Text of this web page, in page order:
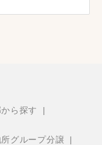
ら探す
グループ分譲